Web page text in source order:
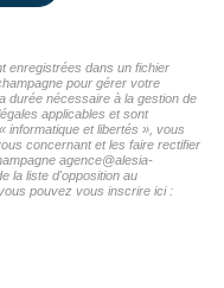
enregistrées dans un fichier
pour gérer votre
durée nécessaire à la gestion de
applicables et sont
informatique et libertés », vous
concernant et les faire rectifier
agence@alesia-
la liste d'opposition au
pouvez vous inscrire ici :